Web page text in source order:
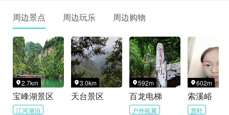
周边景点 周边玩乐 周边购物
2.7km
宝峰湖景区
江河湖泊
3.0km
天台景区
592m
百龙电梯
户外拓展
602m
索溪峪
赏叶